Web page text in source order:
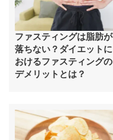
ファスティングは脂肪が
落ちない？ダイエットに
おけるファスティングの
デメリットとは？